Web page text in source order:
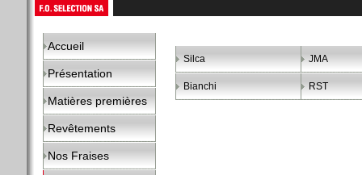
Accueil
Présentation
Matières premières
Revêtements
Nos Fraises
Silca JMA
Bianchi RST